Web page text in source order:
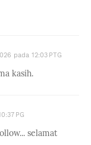
pada 12:03 PTG
kasih.
PG
selamat